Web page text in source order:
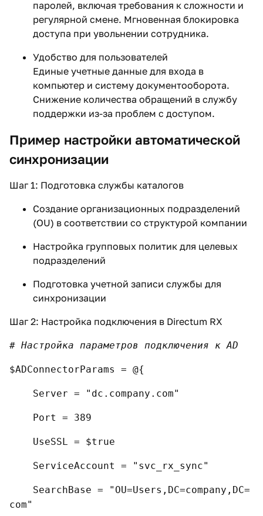
паролей, включая требования к сложности и
регулярной смене. Мгновенная блокировка
доступа при увольнении сотрудника.
Удобство для пользователей
Единые учетные данные для входа в
компьютер и систему документооборота.
Снижение количества обращений в службу
поддержки из-за проблем с доступом.
Пример настройки автоматической
синхронизации
Шаг 1: Подготовка службы каталогов
Создание организационных подразделений
(OU) в соответствии со структурой компании
Настройка групповых политик для целевых
подразделений
Подготовка учетной записи службы для
синхронизации
Шаг 2: Настройка подключения в Directum RX
# Настройка параметров подключения к AD
$ADConnectorParams = @{
Server = "dc.company.com"
Port = 389
UseSSL = $true
ServiceAccount = "svc_rx_sync"
SearchBase = "OU=Users,DC=company,DC=
com"